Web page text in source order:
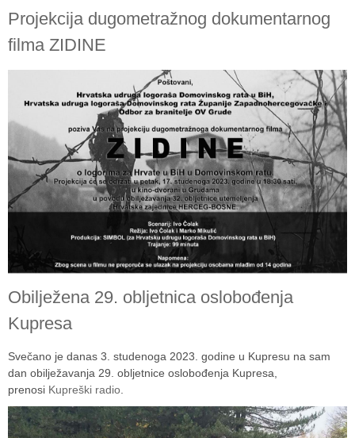
Projekcija dugometražnog dokumentarnog
filma ZIDINE
Obilježena 29. obljetnica oslobođenja
Kupresa
Svečano je danas 3. studenoga 2023. godine u Kupresu na sam
dan obilježavanja 29. obljetnice oslobođenja Kupresa,
prenosi Kupreški radio